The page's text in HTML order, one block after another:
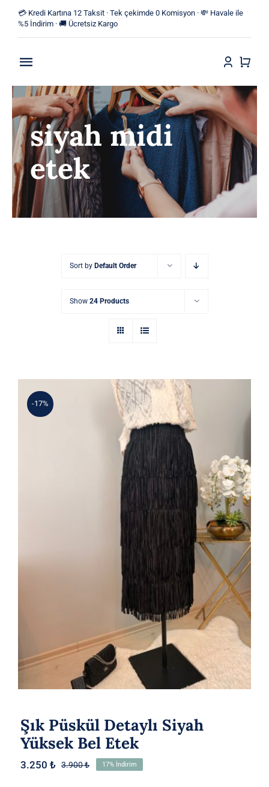
content
💳 Kredi Kartına 12 Taksit · Tek çekimde 0 Komisyon · 💸 Havale ile
%5 İndirim · 🚚 Ücretsiz Kargo
Toggle
Navigation
Anasayfa
Mağaza
Yeni Ürünler
Kategoriler
siyah midi
etek
Sort by Default Order
Show 24 Products
-17%
Şık Püskül Detaylı Siyah Yüksek Bel
Etek
Şık Püskül Detaylı Siyah
Yüksek Bel Etek
3.900₺Orijinal
3.250₺
Şu 17% İndirim